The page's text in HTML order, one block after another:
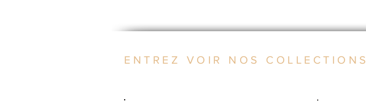
ENTREZ VOIR NOS COLLECTIONS